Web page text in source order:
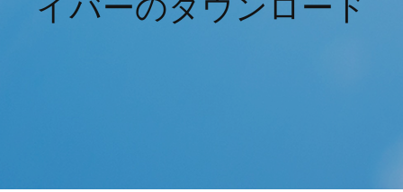
イバーのダウンロード